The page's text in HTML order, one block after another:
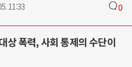
11:33 0
상 폭력, 사회 통제의 수단이